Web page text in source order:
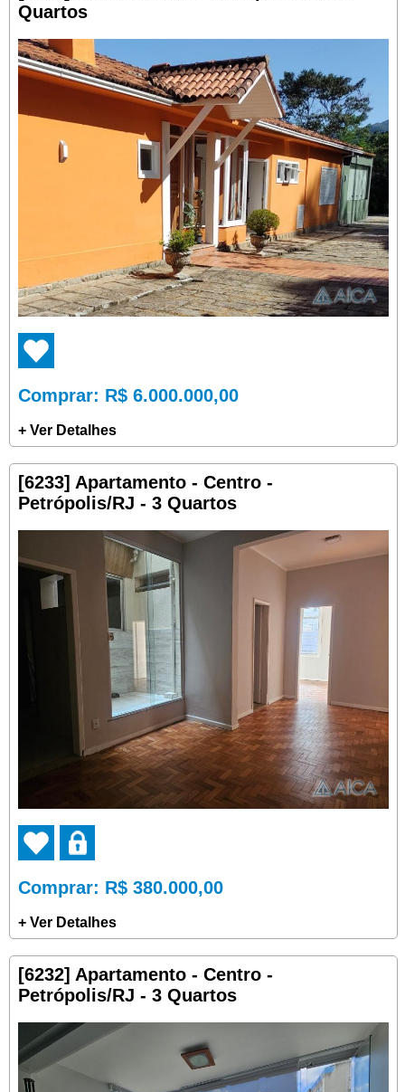
Quartos
Comprar: R$ 6.000.000,00
+ Ver Detalhes
[6233] Apartamento - Centro -
Petrópolis/RJ - 3 Quartos
Comprar: R$ 380.000,00
+ Ver Detalhes
[6232] Apartamento - Centro -
Petrópolis/RJ - 3 Quartos